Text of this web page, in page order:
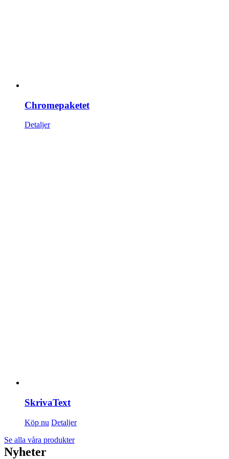
Chromepaketet
Detaljer
SkrivaText
Köp nu Detaljer
Se alla våra produkter
Nyheter